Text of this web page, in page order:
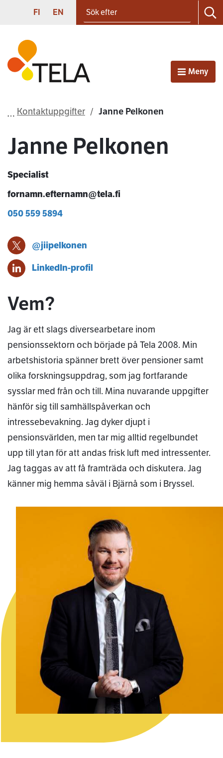
Gå till innehållet
SUOMI
FI ENGLISH
EN
Första sidan
Öppna
Meny
Kontaktuppgifter Janne Pelkonen
Janne Pelkonen
Specialist
fornamn.efternamn@tela.fi
050 559 5894
@jiipelkonen
Janne Pelkonen X-profil
LinkedIn-profilJanne Pelkonen
Vem?
Jag är ett slags diversearbetare inom
pensionssektorn och började på Tela 2008. Min
arbetshistoria spänner brett över pensioner samt
olika forskningsuppdrag, som jag fortfarande
sysslar med från och till. Mina nuvarande uppgifter
hänför sig till samhällspåverkan och
intressebevakning. Jag dyker djupt i
pensionsvärlden, men tar mig alltid regelbundet
upp till ytan för att andas frisk luft med intressenter.
Jag taggas av att få framträda och diskutera. Jag
känner mig hemma såväl i Bjärnå som i Bryssel.